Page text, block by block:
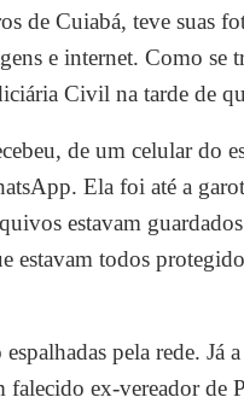
de Cuiabá, teve suas
e internet. Como se
Civil na tarde de
de um celular do
Ela foi até a
estavam
estavam todos
pela rede. Já
ex-vereador de